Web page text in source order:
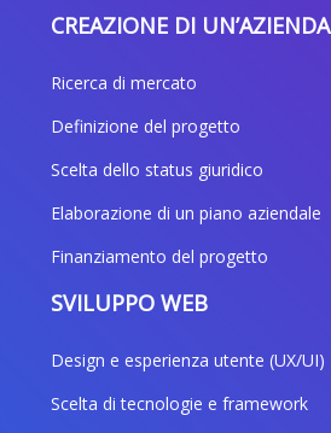
CREAZIONE DI UN’AZIENDA
Ricerca di mercato
Definizione del progetto
Scelta dello status giuridico
Elaborazione di un piano aziendale
Finanziamento del progetto
SVILUPPO WEB
Design e esperienza utente (UX/UI)
Scelta di tecnologie e framework